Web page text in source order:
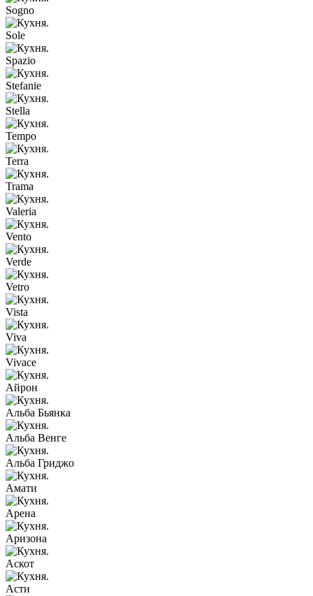
Sogno
Sole
Spazio
Stefanie
Stella
Tempo
Terra
Trama
Valeria
Vento
Verde
Vetro
Vista
Viva
Vivace
Айрон
Альба Бьянка
Альба Венге
Альба Гриджо
Амати
Арена
Аризона
Аскот
Асти